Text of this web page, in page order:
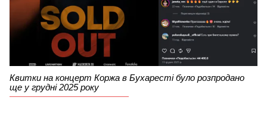
Квитки на концерт Коржа в Бухаресті було розпродано
ще у грудні 2025 року